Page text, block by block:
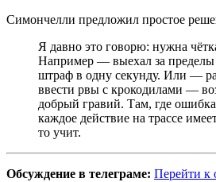
Симончелли предложил простое
Я давно это говорю: нужна
Например — выехал за пределы
штраф в одну секунду. Или —
ввести рвы с крокодилами —
добрый гравий. Там, где
каждое действие на трассе
то учит.
Обсуждение в телеграме: Перейти к